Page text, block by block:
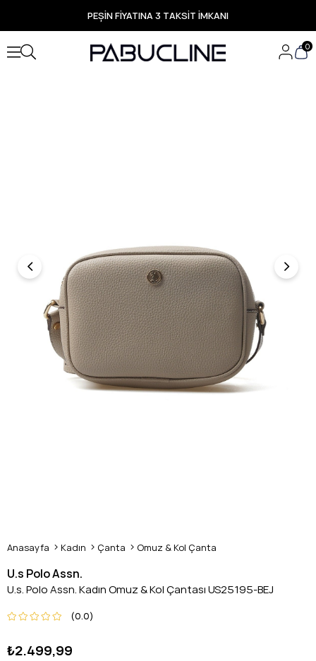
PEŞİN FİYATINA 3 TAKSİT İMKANI
TÜM ÜRÜNLERDE ÜCRETSİZ KARGO
Yeni Sezon Ürünlerde Özel Fırsatlar
Seçili Ürünlerde Hızlı Teslimat
0
Anasayfa Kadın Çanta Omuz & Kol Çanta
U.s Polo Assn.
U.s. Polo Assn. Kadın Omuz & Kol Çantası US25195-BEJ
0.0
₺2.499,99